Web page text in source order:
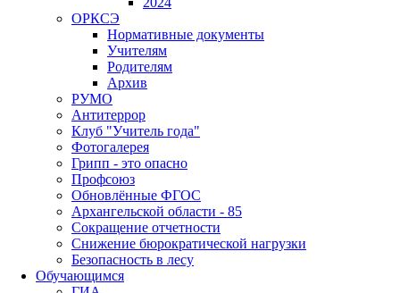
ОРКСЭ
Нормативные документы
Учителям
Родителям
Архив
РУМО
Антитеррор
Клуб "Учитель года"
Фотогалерея
Грипп - это опасно
Профсоюз
Обновлённые ФГОС
Архангельской области - 85
Сокращение отчетности
Снижение бюрократической нагрузки
Безопасность в лесу
Обучающимся